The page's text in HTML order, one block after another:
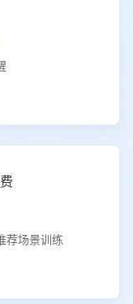
荐场景训练